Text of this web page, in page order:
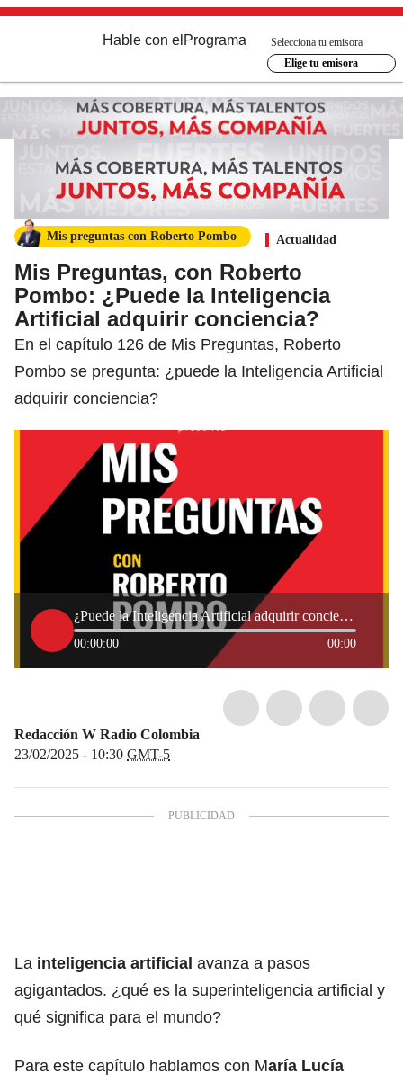
Hable con el Programa
Selecciona tu emisora
Elige tu emisora
Mis preguntas con Roberto Pombo Actualidad
Mis Preguntas, con Roberto
Pombo: ¿Puede la Inteligencia
Artificial adquirir conciencia?
En el capítulo 126 de Mis Preguntas, Roberto
Pombo se pregunta: ¿puede la Inteligencia Artificial
adquirir conciencia?
¿Puede la Inteligencia Artificial adquirir conciencia?
00:00:00 00:00
Redacción W Radio Colombia
23/02/2025 - 10:30 GMT-5
La inteligencia artificial avanza a pasos
agigantados. ¿qué es la superinteligencia artificial y
qué significa para el mundo?
Para este capítulo hablamos con María Lucía